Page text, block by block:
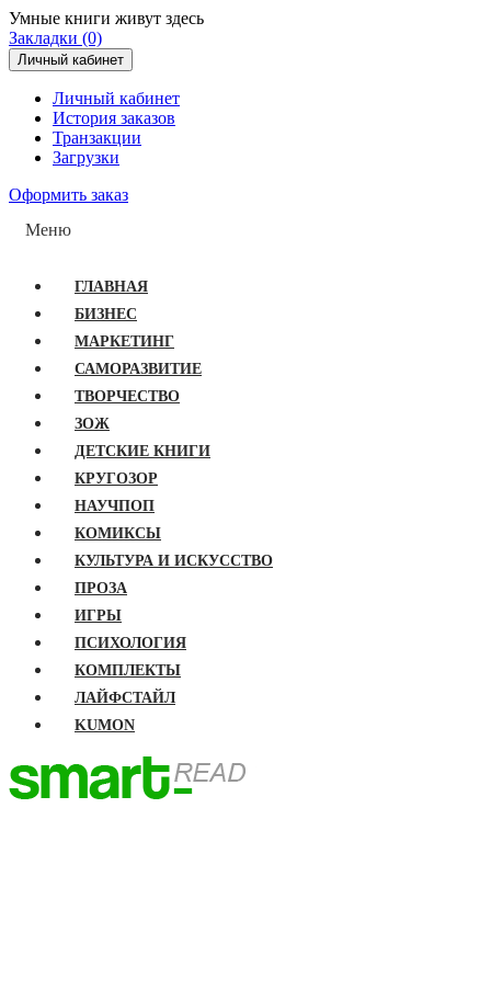
Умные книги живут здесь
Закладки (0)
Личный кабинет
Личный кабинет
История заказов
Транзакции
Загрузки
Оформить заказ
Меню
ГЛАВНАЯ
БИЗНЕС
МАРКЕТИНГ
САМОРАЗВИТИЕ
ТВОРЧЕСТВО
ЗОЖ
ДЕТСКИЕ КНИГИ
КРУГОЗОР
НАУЧПОП
КОМИКСЫ
КУЛЬТУРА И ИСКУССТВО
ПРОЗА
ИГРЫ
ПСИХОЛОГИЯ
КОМПЛЕКТЫ
ЛАЙФСТАЙЛ
KUMON